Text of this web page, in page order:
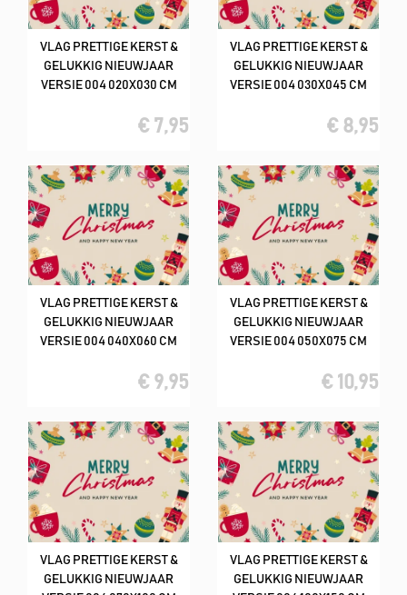
VLAG PRETTIGE KERST &
GELUKKIG NIEUWJAAR
VERSIE 004 020X030 CM
€ 7,95
VLAG PRETTIGE KERST &
GELUKKIG NIEUWJAAR
VERSIE 004 030X045 CM
€ 8,95
VLAG PRETTIGE KERST &
GELUKKIG NIEUWJAAR
VERSIE 004 040X060 CM
€ 9,95
VLAG PRETTIGE KERST &
GELUKKIG NIEUWJAAR
VERSIE 004 050X075 CM
€ 10,95
VLAG PRETTIGE KERST &
GELUKKIG NIEUWJAAR
VLAG PRETTIGE KERST &
GELUKKIG NIEUWJAAR